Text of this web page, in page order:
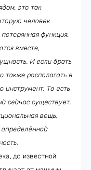
это так
человек
функция.
вместе,
И если брать
также располагать в
инструмент. То есть
сейчас существует,
вещь,
определённой
до известной